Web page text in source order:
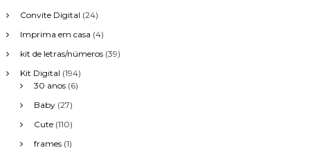
Convite Digital (24)
Imprima em casa (4)
kit de letras/números (39)
Kit Digital (194)
30 anos (6)
Baby (27)
Cute (110)
frames (1)